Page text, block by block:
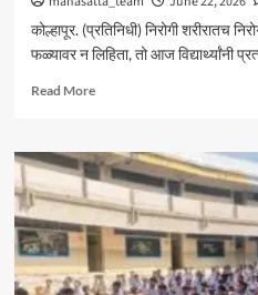
कोल्हापूर. (प्रतिनिधी) निरोगी शरीरातच
फळ्यावर न लिहिता, तो आज विद्यार्थ्यांनी
Read MoreRead
लक्ष्मीबाई
कृ.जरग
विद्यामंदिरात
रंगला
योगोत्सव